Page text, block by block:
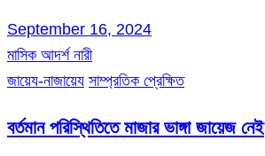
September 16, 2024
মাসিক আদর্শ নারী
জায়েয-নাজায়েয সাম্প্রতিক প্রেক্ষিত
বর্তমান পরিস্থিতিতে মাজার ভাঙ্গা জায়েজ নেই